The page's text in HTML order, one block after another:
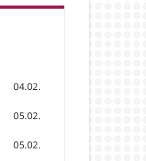
04.02.
05.02.
05.02.